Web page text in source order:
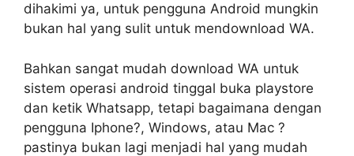
dihakimi ya, untuk pengguna Android mungkin
bukan hal yang sulit untuk mendownload WA.
Bahkan sangat mudah download WA untuk
sistem operasi android tinggal buka playstore
dan ketik Whatsapp, tetapi bagaimana dengan
pengguna Iphone?, Windows, atau Mac ?
pastinya bukan lagi menjadi hal yang mudah